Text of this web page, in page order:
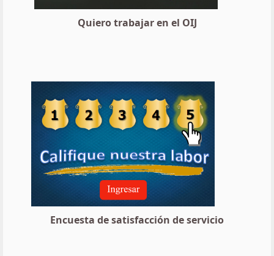
Quiero trabajar en el OIJ
Encuesta de satisfacción de servicio